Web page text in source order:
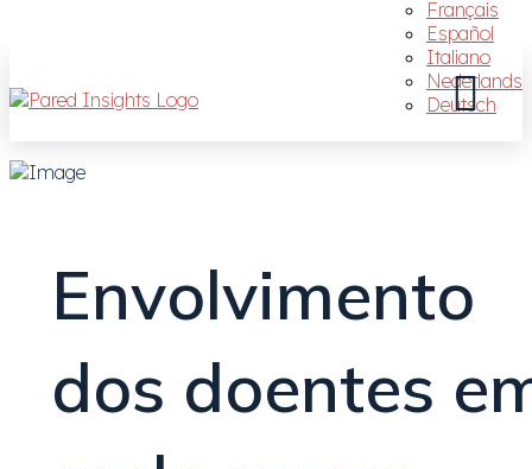
Français
Español
Italiano
Nederlands
Deutsch
Envolvimento
dos doentes